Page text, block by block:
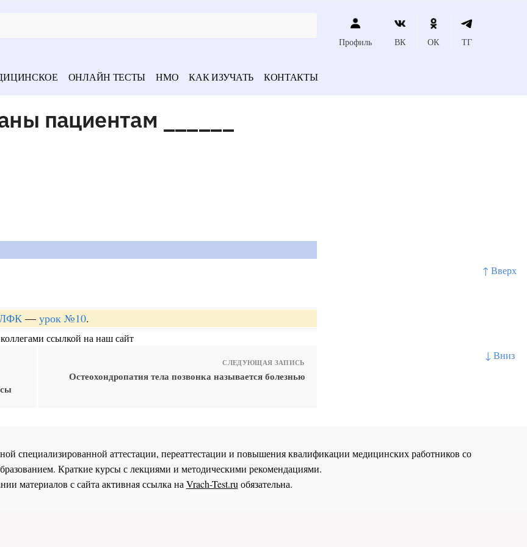
↑ Вверх
↓ Вниз
Профиль ВК ОК ТГ
ОНЛАЙН ТЕСТЫ НМО КАК ИЗУЧАТЬ КОНТАКТЫ
пациентам ______
ЛФК — урок №10.
ссылкой на наш сайт
СЛЕДУЮЩАЯ ЗАПИСЬ
Остеохондропатия тела позвонка называется болезнью
специализированной аттестации, переаттестации и повышения квалификации медицинских работников со
Краткие курсы с лекциями и методическими рекомендациями.
материалов с сайта активная ссылка наVrach-Test.ruобязательна.